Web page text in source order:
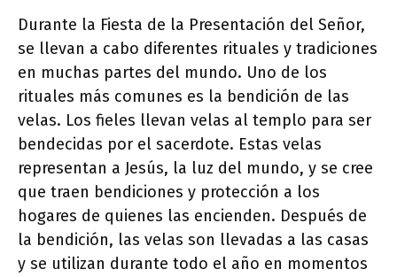
Durante la Fiesta de la Presentación del Señor,
se llevan a cabo diferentes rituales y tradiciones
en muchas partes del mundo. Uno de los
rituales más comunes es la bendición de las
velas. Los fieles llevan velas al templo para ser
bendecidas por el sacerdote. Estas velas
representan a Jesús, la luz del mundo, y se cree
que traen bendiciones y protección a los
hogares de quienes las encienden. Después de
la bendición, las velas son llevadas a las casas
y se utilizan durante todo el año en momentos